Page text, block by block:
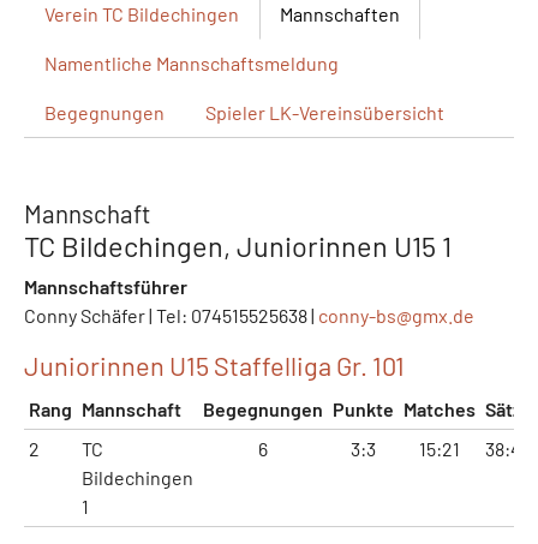
Verein TC Bildechingen Mannschaften
Namentliche Mannschaftsmeldung
Begegnungen Spieler LK-Vereinsübersicht
Mannschaft
TC Bildechingen, Juniorinnen U15 1
Mannschaftsführer
Conny Schäfer | Tel: 074515525638 | conny-bs@gmx.de
Juniorinnen U15 Staffelliga Gr. 101
Rang Mannschaft Begegnungen Punkte Matches Sätze
2
TC
Bildechingen
1
6 3:3 15:21 38:44